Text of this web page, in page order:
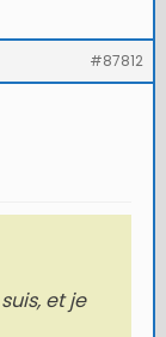
#87812
et je